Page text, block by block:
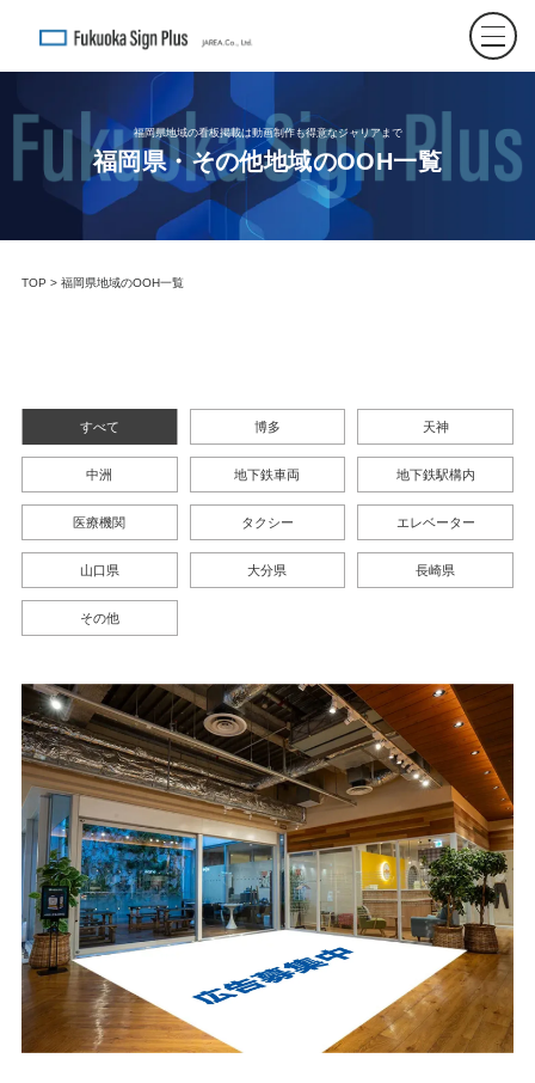
福岡県地域の看板掲載は動画制作も得意なジャリアまで
福岡県・その他地域のOOH一覧
TOP > 福岡県地域のOOH一覧
すべて 博多 天神
中洲 地下鉄車両 地下鉄駅構内
医療機関 タクシー エレベーター
山口県 大分県 長崎県
その他